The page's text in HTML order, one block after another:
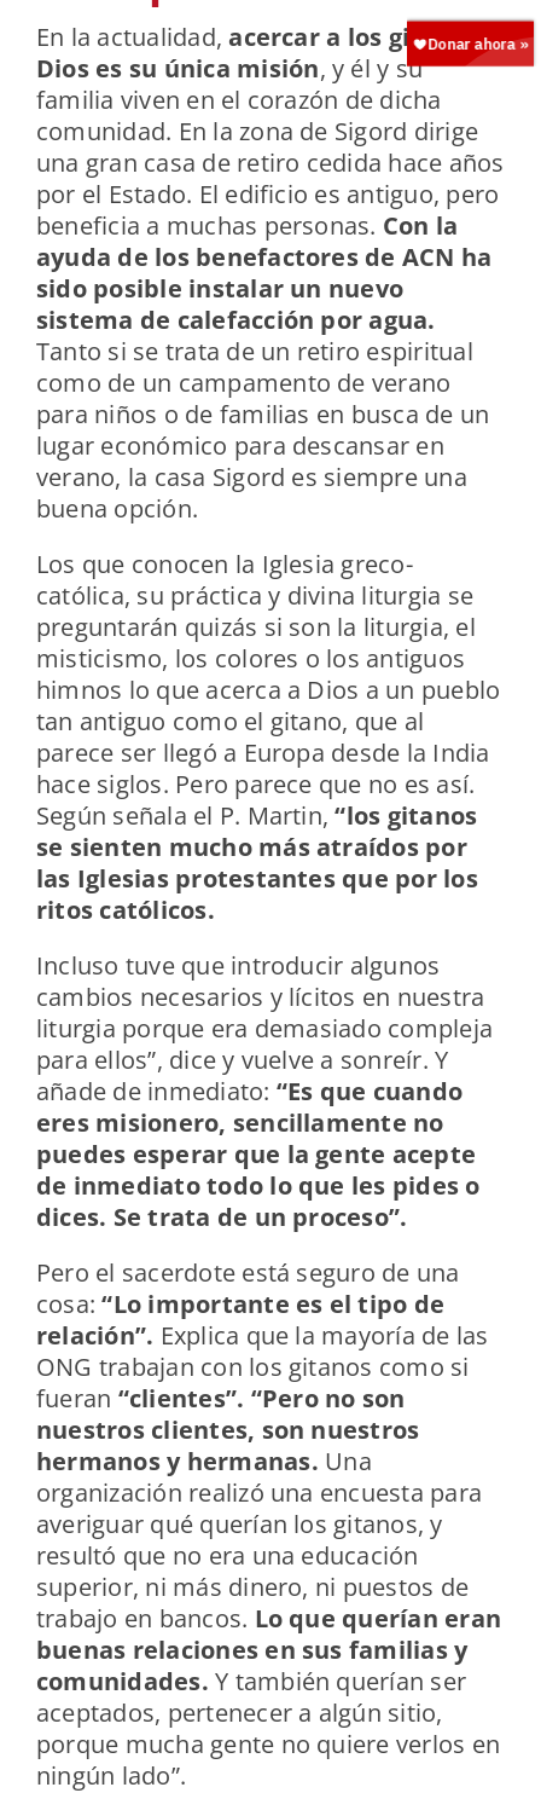
En la actualidad,acercar a los gitanos a
Dios es su única misión, y él y su
familia viven en el corazón de dicha
comunidad. En la zona de Sigord dirige
una gran casa de retiro cedida hace años
por el Estado. El edificio es antiguo, pero
beneficia a muchas personas. Con la
ayuda de los benefactores de ACN ha
sido posible instalar un nuevo
sistema de calefacción por agua.
Tanto si se trata de un retiro espiritual
como de un campamento de verano
para niños o de familias en busca de un
lugar económico para descansar en
verano, la casa Sigord es siempre una
buena opción.
Los que conocen la Iglesia greco-
católica, su práctica y divina liturgia se
preguntarán quizás si son la liturgia, el
misticismo, los colores o los antiguos
himnos lo que acerca a Dios a un pueblo
tan antiguo como el gitano, que al
parece ser llegó a Europa desde la India
hace siglos. Pero parece que no es así.
Según señala el P. Martin,“los gitanos
se sienten mucho más atraídos por
las Iglesias protestantes que por los
ritos católicos.
Incluso tuve que introducir algunos
cambios necesarios y lícitos en nuestra
liturgia porque era demasiado compleja
para ellos”, dice y vuelve a sonreír. Y
añade de inmediato: “Es que cuando
eres misionero, sencillamente no
puedes esperar que la gente acepte
de inmediato todo lo que les pides o
dices. Se trata de un proceso”.
Pero el sacerdote está seguro de una
cosa: “Lo importante es el tipo de
relación”. Explica que la mayoría de las
ONG trabajan con los gitanos como si
fueran “clientes”. “Pero no son
nuestros clientes, son nuestros
hermanos y hermanas. Una
organización realizó una encuesta para
averiguar qué querían los gitanos, y
resultó que no era una educación
superior, ni más dinero, ni puestos de
trabajo en bancos. Lo que querían eran
buenas relaciones en sus familias y
comunidades. Y también querían ser
aceptados, pertenecer a algún sitio,
porque mucha gente no quiere verlos en
ningún lado”.